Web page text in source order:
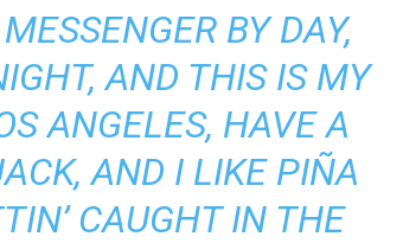
BY DAY,
AND THIS IS MY
ANGELES, HAVE A
AND I LIKE PIÑA
CAUGHT IN THE